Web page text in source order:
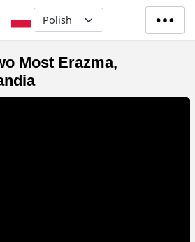
Przejdź do treści
Select your language
Most Erazma,